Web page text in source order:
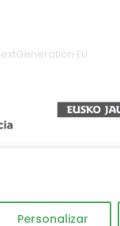
Personalizar
EU